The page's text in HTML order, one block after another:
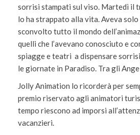
sorrisi stampati sul viso. Martedì il
lo ha strappato alla vita. Aveva solo
sconvolto tutto il mondo
quelli che l’avevano conosciuto e
spiagge e teatri a dispensare
le giornate in Paradiso. Tra gli
Jolly Animation lo ricorderà per
premio riservato agli animatori
tempo riescono ad imporsi
vacanzieri.